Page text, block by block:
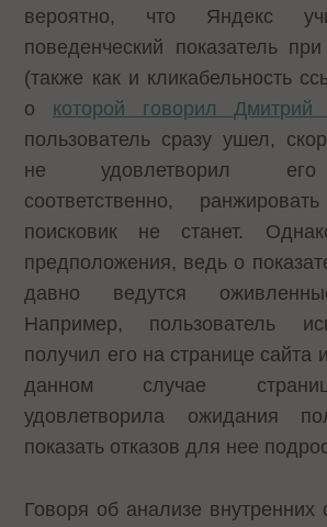
вероятно, что Яндекс
поведенческий показатель
(также как и кликабельность
о которой говорил
пользователь сразу ушел,
не удовлетворил его
соответственно,
поисковик не станет.
предположения, ведь о
давно ведутся
Например, пользователь
получил его на странице сайта
данном случае
удовлетворила ожидания
показать отказов для нее
Говоря об анализе внутренних